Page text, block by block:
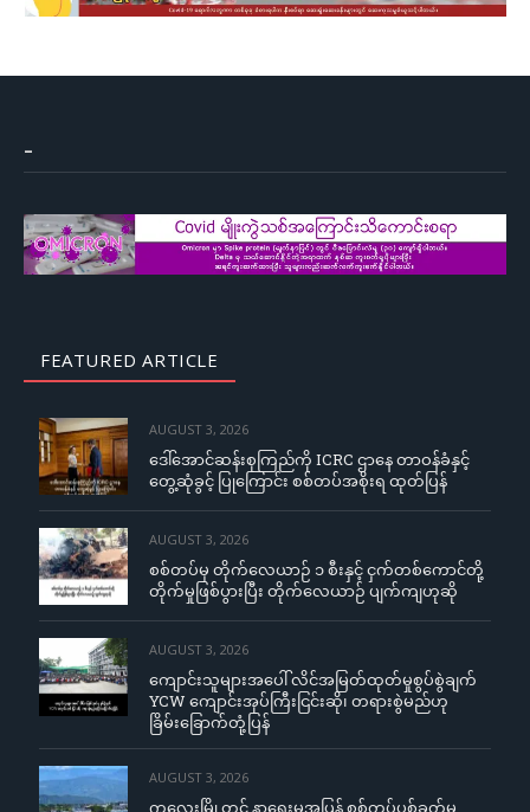
–
FEATURED ARTICLE
AUGUST 3, 2026
ဒေါ်အောင်ဆန်းစုကြည်ကို ICRC ဌာနေ တာဝန်ခံနှင့်
တွေ့ဆုံခွင့် ပြုကြောင်း စစ်တပ်အစိုးရ ထုတ်ပြန်
AUGUST 3, 2026
စစ်တပ်မှ တိုက်လေယာဉ် ၁ စီးနှင့် ငှက်တစ်ကောင်တို့
တိုက်မှုဖြစ်ပွားပြီး တိုက်လေယာဉ် ပျက်ကျဟုဆို
AUGUST 3, 2026
ကျောင်းသူများအပေါ် လိင်အမြတ်ထုတ်မှုစွပ်စွဲချက်
YCW ကျောင်းအုပ်ကြီးငြင်းဆို၊ တရားစွဲမည်ဟု
ခြိမ်းခြောက်တုံ့ပြန်
AUGUST 3, 2026